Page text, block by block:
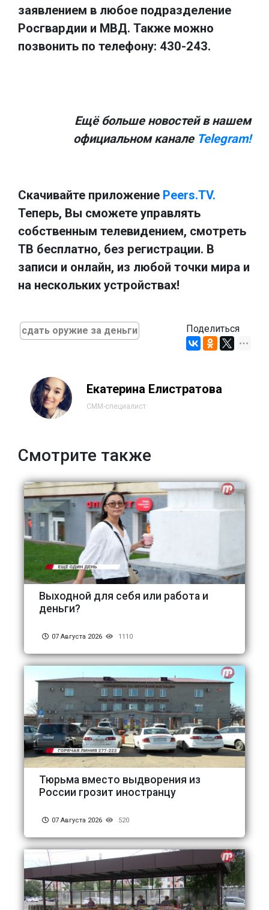
заявлением в любое подразделение
Росгвардии и МВД. Также можно
позвонить по телефону: 430-243.
Ещё больше новостей в нашем
официальном канале Telegram!
Скачивайте приложение Peers.TV.
Теперь, Вы сможете управлять
собственным телевидением, смотреть
ТВ бесплатно, без регистрации. В
записи и онлайн, из любой точки мира и
на нескольких устройствах!
сдать оружие за деньги Поделиться
Екатерина Елистратова
СММ-специалист
Смотрите также
Выходной для себя или работа и
деньги?
07 Августа 2026 1110
Тюрьма вместо выдворения из
России грозит иностранцу
07 Августа 2026 520